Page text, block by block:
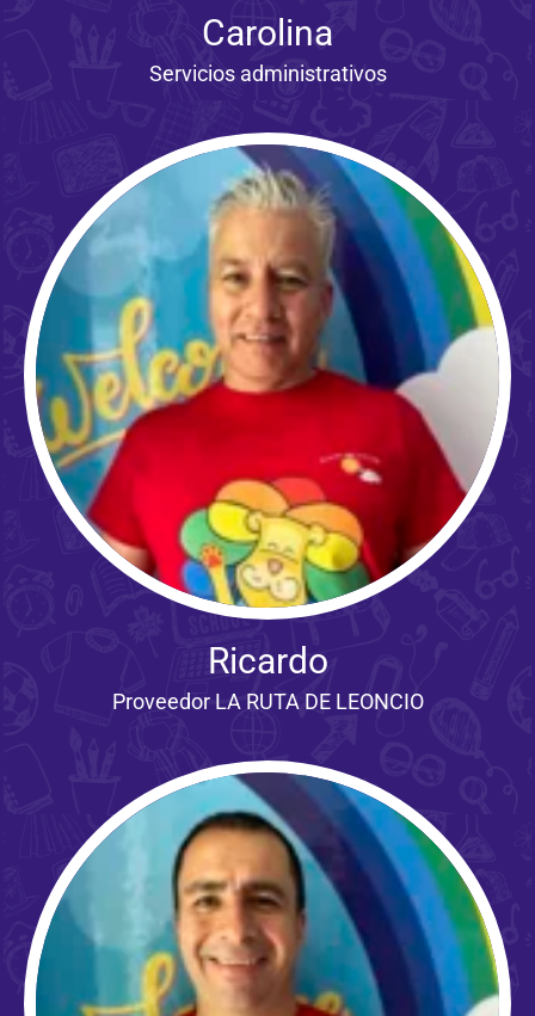
Carolina
Servicios administrativos
Ricardo
Proveedor LA RUTA DE LEONCIO